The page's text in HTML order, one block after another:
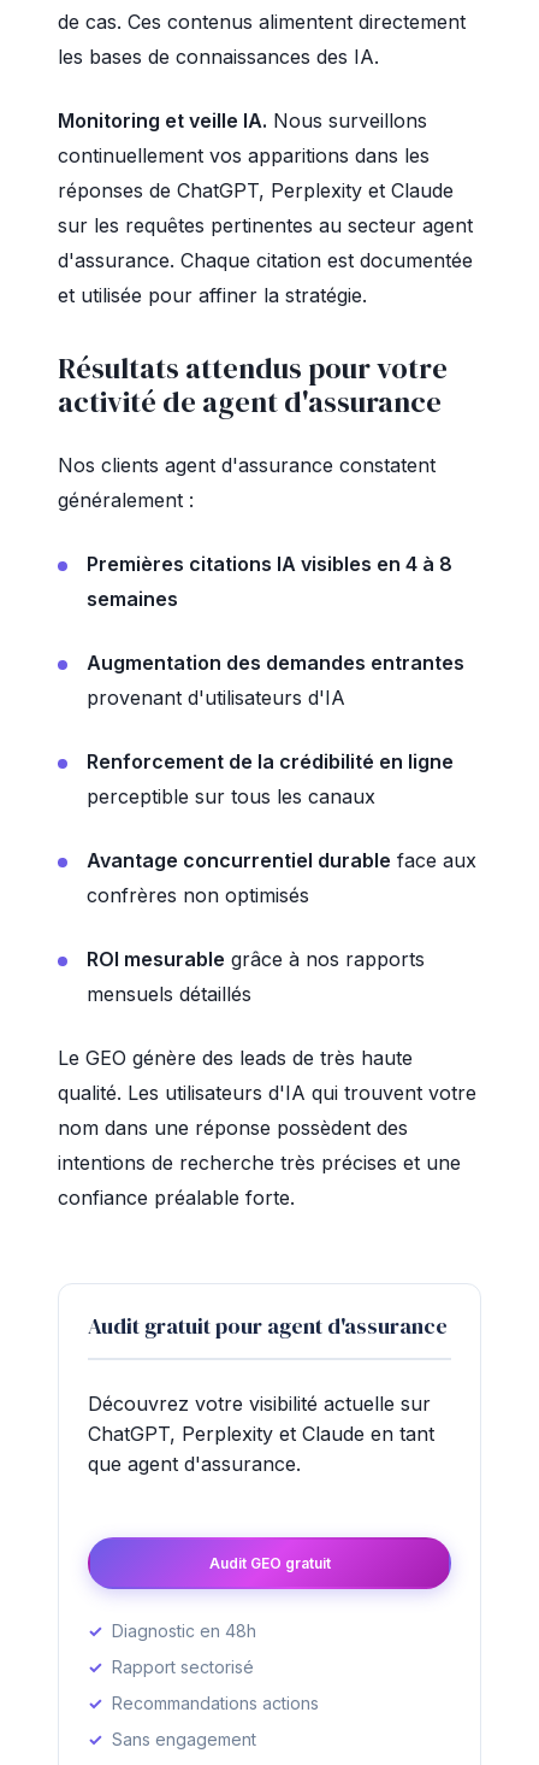
de cas. Ces contenus alimentent directement
les bases de connaissances des IA.
Monitoring et veille IA. Nous surveillons
continuellement vos apparitions dans les
réponses de ChatGPT, Perplexity et Claude
sur les requêtes pertinentes au secteur agent
d'assurance. Chaque citation est documentée
et utilisée pour affiner la stratégie.
Résultats attendus pour votre
activité de agent d'assurance
Nos clients agent d'assurance constatent
généralement :
Premières citations IA visibles en 4 à 8
semaines
Augmentation des demandes entrantes
provenant d'utilisateurs d'IA
Renforcement de la crédibilité en ligne
perceptible sur tous les canaux
Avantage concurrentiel durable face aux
confrères non optimisés
ROI mesurable grâce à nos rapports
mensuels détaillés
Le GEO génère des leads de très haute
qualité. Les utilisateurs d'IA qui trouvent votre
nom dans une réponse possèdent des
intentions de recherche très précises et une
confiance préalable forte.
Audit gratuit pour agent d'assurance
Découvrez votre visibilité actuelle sur
ChatGPT, Perplexity et Claude en tant
que agent d'assurance.
Audit GEO gratuit
Diagnostic en 48h
Rapport sectorisé
Recommandations actions
Sans engagement